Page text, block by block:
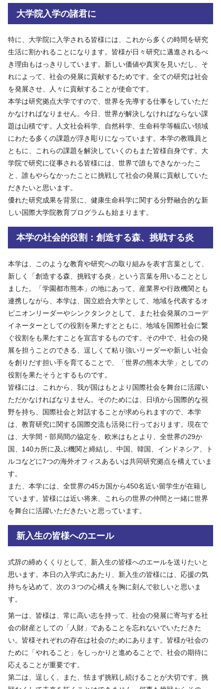
大学院入学の諸君に
特に、大学院に入学される皆様には、これから多くの時間を研究
生活に割かれることになります。皆様が日々研究に邁進されるべ
き理由もはっきりしています。新しい価値や真実を見いだし、そ
れによって、社会の発展に貢献するためです。全ての研究は社会
を発展させ、人々に貢献することが使命です。
本学は研究拠点大学ですので、世界を先導する仕事をしていただ
かなければなりません。今日、世界が解決しなければならない課
題は山積です。人文社会科学、自然科学、生命科学等幅広い領域
にわたる多くの課題が浮き彫りになっています。本学の教職員と
ともに、これらの課題を解決していくのもまた皆様自身です。大
学院で研究に従事される皆様には、世界で誰もできなかったこ
と、誰もやらなかったことに挑戦して社会の発展に貢献していた
だきたいと思います。
優れた研究成果を背景に、健康生命科学に関する分野融合的な新
しい国際大学院教育プログラムも始まります。
本学の社会的役割：創造する森、挑戦する炎
本学は、このような教育や研究への取り組みを表す言葉として、
新しく「創造する森、挑戦する炎」という言葉を用いることとし
ました。「学園都市熊本」の地にあって、産業界や行政機関とも
連携しながら、本学は、国立総合大学として、地域を代表するオ
ピニオンリーダーやシンクタンクとして、また社会発展のコーデ
イネーターとしての役割を果たすとともに、地域を国際社会に繋
ぐ役割をも果たすことを宣言するものです。その中で、社会の発
展を担うことのできる、逞しくて粘り強いリーダーや新しい社会
を創りだす担い手を育てることで、「世界の熊本大学」としての
役割を果たそうとするものです。
皆様には、これから、我が国はもとより国際社会を舞台に活躍い
ただかなければなりません。そのためには、日頃から国際的な視
野を持ち、国際社会と対話することが求められますので、本学
は、教育研究に関する国際交流も活発に行っております。現在で
は、大学間・部局間の協定を、欧米はもとより、全世界の29か
国、140カ所に及ぶ機関と締結し、中国、韓国、インドネシア、ト
ルコなどに7つの海外オフィスあるいは共同研究拠点を構えていま
す。
また、本学には、全世界の45カ国から450名近い留学生が在籍し
ています。皆様には近い将来、これらの世界の仲間と一緒に世界
を舞台に活躍いただきたいと思っています。
新入生の皆様へのエール
式辞の締めくくりとして、新入生の皆様へのエールを送りたいと
思います。本日の入学式にあたり、新入生の皆様には、応援の気
持ちを込めて、次の３つの心構えを胸に刻んで欲しいと思いま
す。
第一は、皆様は、常に高い志を持って、社会の発展に寄与する社
会の財産としての「人財」であることを忘れないでいただきた
い。皆様それぞれの存在は社会のためにあります。皆様が社会の
ために「やれること」をしっかりと進めることで、社会の期待に
応えることが重要です。
第二は、逞しく、また、怯まず挑戦し続けることが大切です。挑